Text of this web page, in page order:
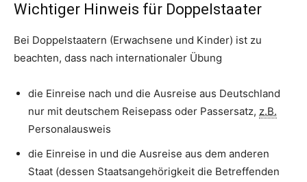
Wichtiger Hinweis für Doppelstaater
Bei Doppelstaatern (Erwachsene und Kinder) ist zu
beachten, dass nach internationaler Übung
die Einreise nach und die Ausreise aus Deutschland
nur mit deutschem Reisepass oder Passersatz, z.B.
Personalausweis
die Einreise in und die Ausreise aus dem anderen
Staat (dessen Staatsangehörigkeit die Betreffenden